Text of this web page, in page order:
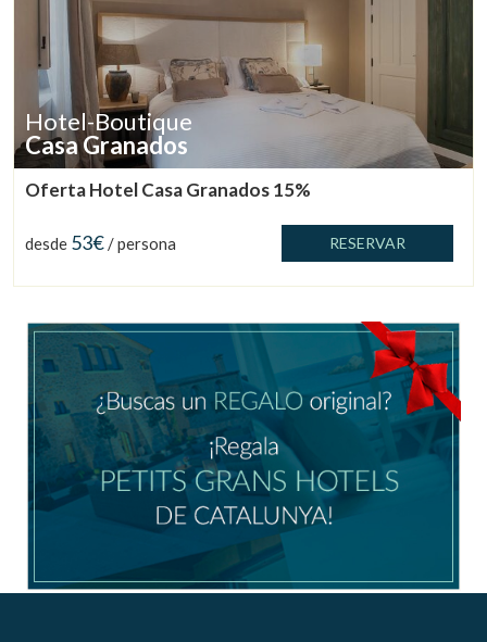
Gestionar mi reserva
Verificar localizador
Hotel-Boutique
Casa Granados
Oferta Hotel Casa Granados 15%
desde 53€/ persona RESERVAR